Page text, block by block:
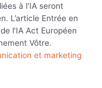
à l’IA seront
L’article Entrée en
l’IA Act Européen
Vôtre.
et marketing